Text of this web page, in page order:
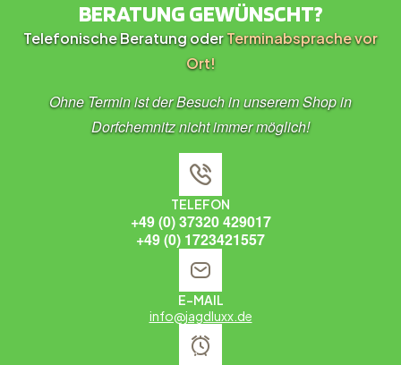
BERATUNG GEWÜNSCHT?
Telefonische Beratung oderTerminabsprache vor
Ort!
Ohne Termin ist der Besuch in unserem Shop in
Dorfchemnitz nicht immer möglich!
TELEFON
+49 (0) 37320 429017
+49 (0) 1723421557
E-MAIL
info@jagdluxx.de